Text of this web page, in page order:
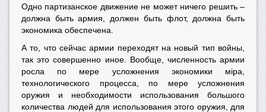
Одно партизанское движение не может ничего решить –
должна быть армия, должен быть флот, должна быть
экономика обеспечена.
А то, что сейчас армии переходят на новый тип войны,
так это совершенно иное. Вообще, численность армии
росла по мере усложнения экономики мiра,
технологического процесса, по мере усложнения
оружия и необходимости использования большого
количества людей для использования этого оружия, для